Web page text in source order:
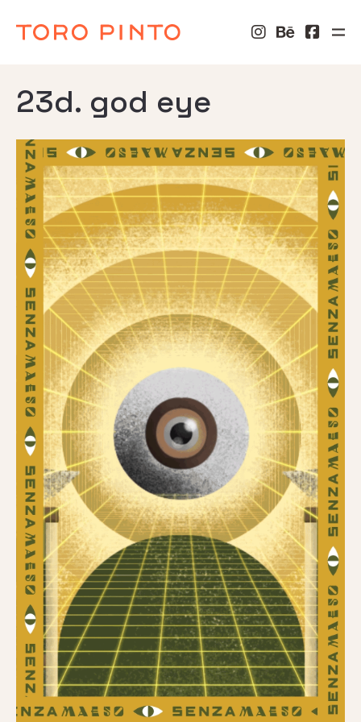
23d. god eye